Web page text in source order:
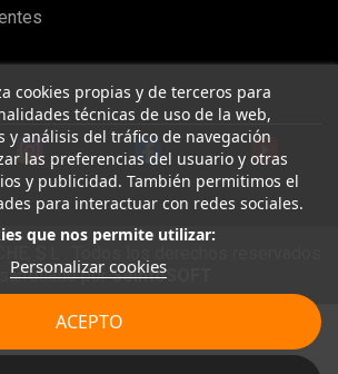
cookies propias y de terceros para
técnicas de uso de la web,
y análisis del tráfico de navegación
las preferencias del usuario y otras
y publicidad. También permitimos el
para interactuar con redes sociales.
que nos permite utilizar:
Personalizar cookies
ACEPTO
porSeintoSOFT